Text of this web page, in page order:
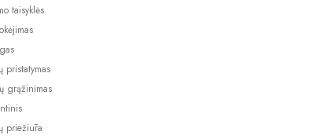
taisyklės
pristatymas
grąžinimas
priežiūra